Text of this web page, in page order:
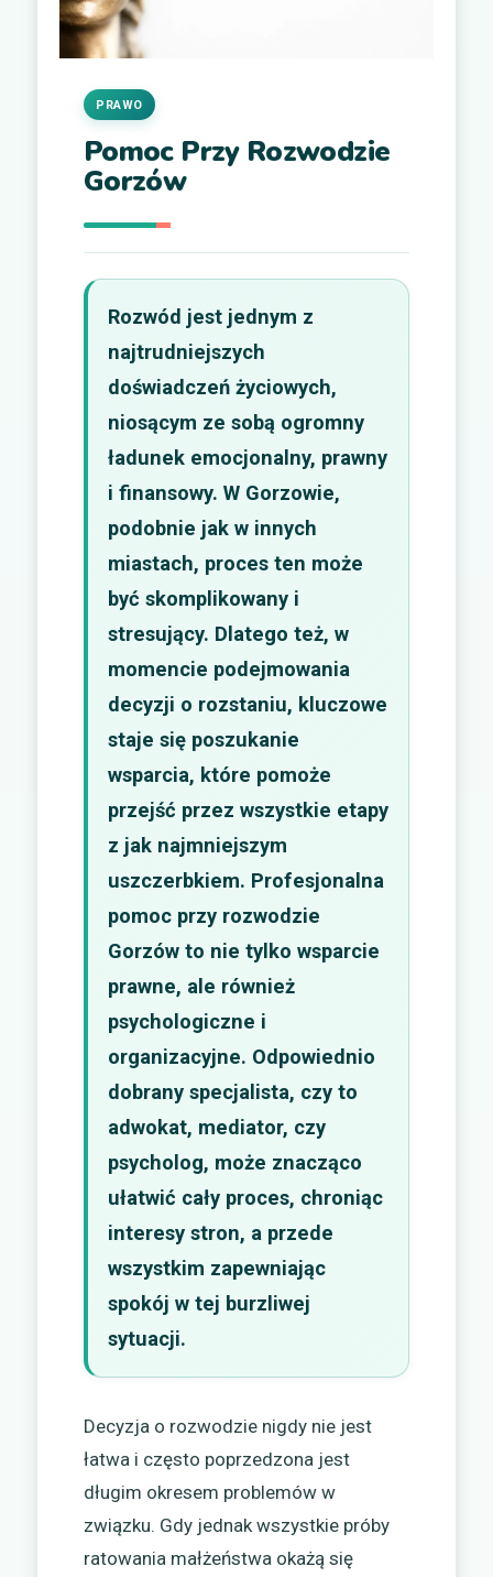
Pomoc Przy Rozwodzie
Gorzów
PRAWO
Rozwód jest jednym z
najtrudniejszych
doświadczeń życiowych,
niosącym ze sobą ogromny
ładunek emocjonalny, prawny
i finansowy. W Gorzowie,
podobnie jak w innych
miastach, proces ten może
być skomplikowany i
stresujący. Dlatego też, w
momencie podejmowania
decyzji o rozstaniu, kluczowe
staje się poszukanie
wsparcia, które pomoże
przejść przez wszystkie etapy
z jak najmniejszym
uszczerbkiem. Profesjonalna
pomoc przy rozwodzie
Gorzów to nie tylko wsparcie
prawne, ale również
psychologiczne i
organizacyjne. Odpowiednio
dobrany specjalista, czy to
adwokat, mediator, czy
psycholog, może znacząco
ułatwić cały proces, chroniąc
interesy stron, a przede
wszystkim zapewniając
spokój w tej burzliwej
sytuacji.
Decyzja o rozwodzie nigdy nie jest
łatwa i często poprzedzona jest
długim okresem problemów w
związku. Gdy jednak wszystkie próby
ratowania małżeństwa okażą się